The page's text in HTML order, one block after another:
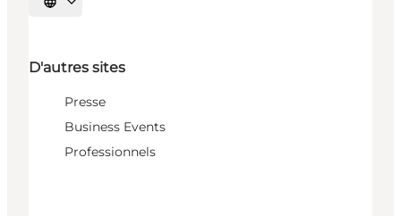
Choisissez la langue
D'autres sites
Presse
Business Events
Professionnels